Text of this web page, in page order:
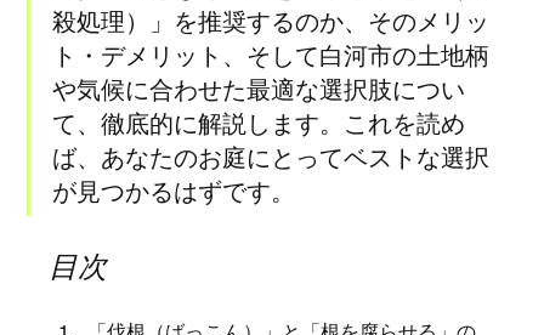
殺処理）」を推奨するのか、そのメリッ
ト・デメリット、そして白河市の土地柄
や気候に合わせた最適な選択肢につい
て、徹底的に解説します。これを読め
ば、あなたのお庭にとってベストな選択
が見つかるはずです。
目次